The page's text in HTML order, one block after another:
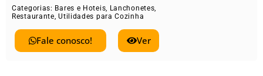
Categorias: Bares e Hoteis, Lanchonetes,
Restaurante,Utilidades para Cozinha
Fale conosco! Ver